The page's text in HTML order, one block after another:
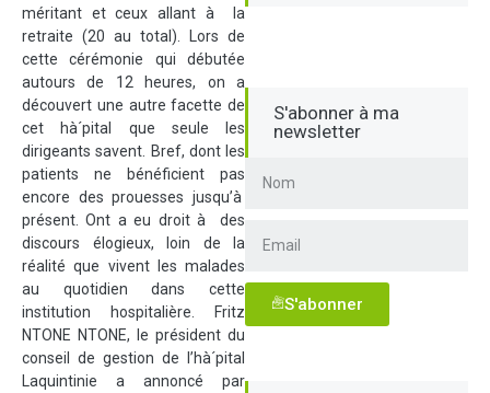
méritant et ceux allant à la
retraite (20 au total). Lors de
cette cérémonie qui débutée
autours de 12 heures, on a
découvert une autre facette de
cet hà´pital que seule les
dirigeants savent. Bref, dont les
patients ne bénéficient pas
encore des prouesses jusqu’à
présent. Ont a eu droit à des
discours élogieux, loin de la
réalité que vivent les malades
au quotidien dans cette
institution hospitalière. Fritz
NTONE NTONE, le président du
conseil de gestion de l’hà´pital
Laquintinie a annoncé par
S'abonner à ma
newsletter
S'abonner